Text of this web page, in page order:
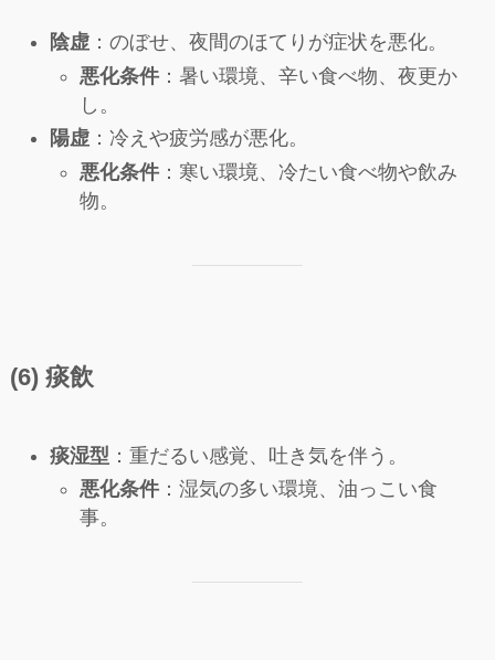
陰虚：のぼせ、夜間のほてりが症状を悪化。
悪化条件：暑い環境、辛い食べ物、夜更か
し。
陽虚：冷えや疲労感が悪化。
悪化条件：寒い環境、冷たい食べ物や飲み
物。
(6) 痰飲
痰湿型 ：重だるい感覚、吐き気を伴う。
悪化条件：湿気の多い環境、油っこい食
事。